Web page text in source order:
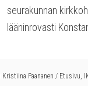
seurakunnan
lääninrovasti
Kristiina Paananen / Etusivu,